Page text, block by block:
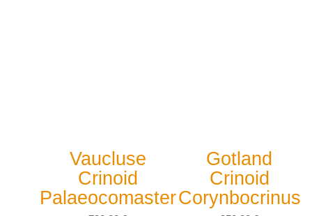
Vaucluse
Crinoid
Palaeocomaster
Gotland
Crinoid
Corynbocrinus